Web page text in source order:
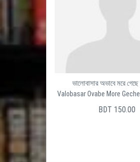
ভালোবাসার অভাবে মরে
Valobasar Ovabe More
BDT 150.00